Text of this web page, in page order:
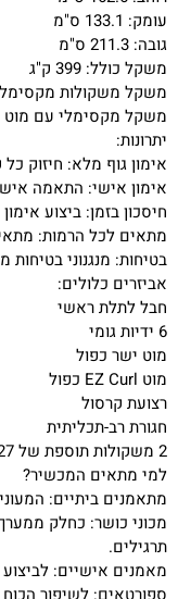
עומק: 133.1 ס"מ
גובה: 211.3 ס"מ
משקל כולל: 399 ק"ג
משקל משקולות מקסימלי
משקל מקסימלי עם מוט סמית':
יתרונות:
אימון גוף מלא: חיזוק
אימון אישי: התאמה
חיסכון בזמן: ביצוע
מתאים לכל הרמות:
בטיחות: מנגנוני
אביזרים כלולים:
חבל לתלת ראשי
6 ידיות גומי
מוט ישר כפול
מוט EZ Curl כפול
רצועת קרסול
חגורת רב-תכליתית
2 משקולות תוספת של 2.27 ק"ג
למי מתאים המכשיר?
מתאמנים ביתיים:
מכוני כושר: כחלק
תרגילים.
מאמנים אישיים: לביצוע